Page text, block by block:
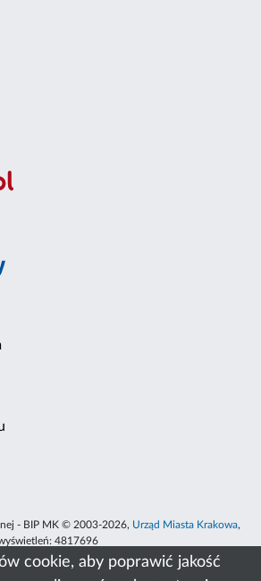
cookie, aby poprawić jakość
- BIP MK © 2003-2026, Urząd Miasta Krakowa,
4817696